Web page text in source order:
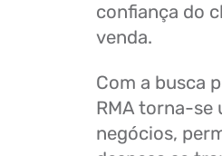
confiança do
venda.
Com a busca
RMA torna-se
negócios,